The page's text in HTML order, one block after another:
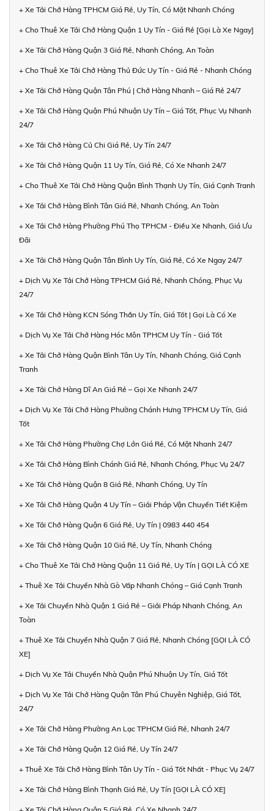
+ Xe Tải Chở Hàng TPHCM Giá Rẻ, Uy Tín, Có Mặt Nhanh Chóng
+ Cho Thuê Xe Tải Chở Hàng Quận 1 Uy Tín - Giá Rẻ [Gọi Là Xe Ngay]
+ Xe Tải Chở Hàng Quận 3 Giá Rẻ, Nhanh Chóng, An Toàn
+ Cho Thuê Xe Tải Chở Hàng Thủ Đức Uy Tín - Giá Rẻ - Nhanh Chóng
+ Xe Tải Chở Hàng Quận Tân Phú | Chở Hàng Nhanh – Giá Rẻ 24/7
+ Xe Tải Chở Hàng Quận Phú Nhuận Uy Tín – Giá Tốt, Phục Vụ Nhanh
24/7
+ Xe Tải Chở Hàng Củ Chi Giá Rẻ, Uy Tín 24/7
+ Xe Tải Chở Hàng Quận 11 Uy Tín, Giá Rẻ, Có Xe Nhanh 24/7
+ Cho Thuê Xe Tải Chở Hàng Quận Bình Thạnh Uy Tín, Giá Cạnh Tranh
+ Xe Tải Chở Hàng Bình Tân Giá Rẻ, Nhanh Chóng, An Toàn
+ Xe Tải Chở Hàng Phường Phú Thọ TPHCM - Điều Xe Nhanh, Giá Ưu
Đãi
+ Xe Tải Chở Hàng Quận Tân Bình Uy Tín, Giá Rẻ, Có Xe Ngay 24/7
+ Dịch Vụ Xe Tải Chở Hàng TPHCM Giá Rẻ, Nhanh Chóng, Phục Vụ
24/7
+ Xe Tải Chở Hàng KCN Sóng Thần Uy Tín, Giá Tốt | Gọi Là Có Xe
+ Dịch Vụ Xe Tải Chở Hàng Hóc Môn TPHCM Uy Tín - Giá Tốt
+ Xe Tải Chở Hàng Quận Bình Tân Uy Tín, Nhanh Chóng, Giá Cạnh
Tranh
+ Xe Tải Chở Hàng Dĩ An Giá Rẻ – Gọi Xe Nhanh 24/7
+ Dịch Vụ Xe Tải Chở Hàng Phường Chánh Hưng TPHCM Uy Tín, Giá
Tốt
+ Xe Tải Chở Hàng Phường Chợ Lớn Giá Rẻ, Có Mặt Nhanh 24/7
+ Xe Tải Chở Hàng Bình Chánh Giá Rẻ, Nhanh Chóng, Phục Vụ 24/7
+ Xe Tải Chở Hàng Quận 8 Giá Rẻ, Nhanh Chóng, Uy Tín
+ Xe Tải Chở Hàng Quận 4 Uy Tín – Giải Pháp Vận Chuyển Tiết Kiệm
+ Xe Tải Chở Hàng Quận 6 Giá Rẻ, Uy Tín | 0983 440 454
+ Xe Tải Chở Hàng Quận 10 Giá Rẻ, Uy Tín, Nhanh Chóng
+ Cho Thuê Xe Tải Chở Hàng Quận 11 Giá Rẻ, Uy Tín | GỌI LÀ CÓ XE
+ Thuê Xe Tải Chuyển Nhà Gò Vấp Nhanh Chóng – Giá Cạnh Tranh
+ Xe Tải Chuyển Nhà Quận 1 Giá Rẻ – Giải Pháp Nhanh Chóng, An
Toàn
+ Thuê Xe Tải Chuyển Nhà Quận 7 Giá Rẻ, Nhanh Chóng [GỌI LÀ CÓ
XE]
+ Dịch Vụ Xe Tải Chuyển Nhà Quận Phú Nhuận Uy Tín, Giá Tốt
+ Dịch Vụ Xe Tải Chở Hàng Quận Tân Phú Chuyên Nghiệp, Giá Tốt,
24/7
+ Xe Tải Chở Hàng Phường An Lạc TPHCM Giá Rẻ, Nhanh 24/7
+ Xe Tải Chở Hàng Quận 12 Giá Rẻ, Uy Tín 24/7
+ Thuê Xe Tải Chở Hàng Bình Tân Uy Tín - Giá Tốt Nhất - Phục Vụ 24/7
+ Xe Tải Chở Hàng Bình Thạnh Giá Rẻ, Uy Tín [GỌI LÀ CÓ XE]
+ Xe Tải Chở Hàng Quận 5 Giá Rẻ, Có Xe Nhanh 24/7